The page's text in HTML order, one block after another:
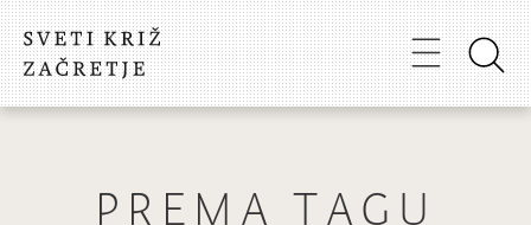
PREMA TAGU